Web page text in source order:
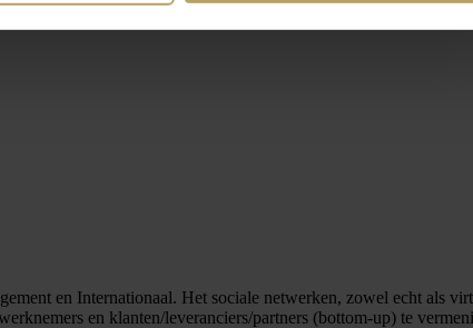
en Internationaal. Het sociale netwerken, zowel echt als
en klanten/leveranciers/partners (bottom-up) te